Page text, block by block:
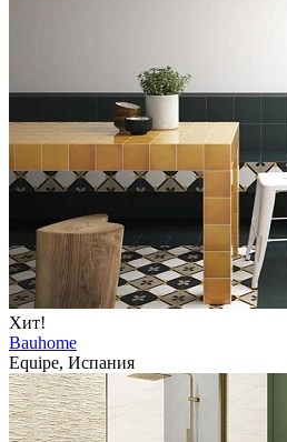
Хит!
Bauhome
Equipe, Испания